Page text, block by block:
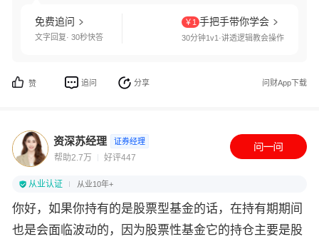
免费追问
文字回复· 30秒快答
￥1 手把手带你学会
30分钟1v1·讲透逻辑教会操作
赞 追问 分享 问财App下载
资深苏经理 证券经理
帮助2.7万 好评447
从业认证 从业10年+
你好，如果你持有的是股票型基金的话，在持有期期间
也是会面临波动的，因为股票性基金它的持仓主要是股